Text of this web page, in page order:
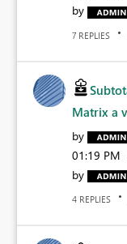
by
7 REPLIES
Matrix a
by
01:19 PM
by
4 REPLIES